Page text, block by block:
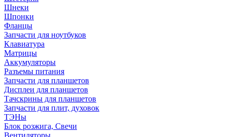
Шнеки
Шпонки
Фланцы
Запчасти для ноутбуков
Клавиатура
Матрицы
Аккумуляторы
Разъемы питания
Запчасти для планшетов
Дисплеи для планшетов
Тачскрины для планшетов
Запчасти для плит, духовок
ТЭНы
Блок розжига, Свечи
Вентиляторы